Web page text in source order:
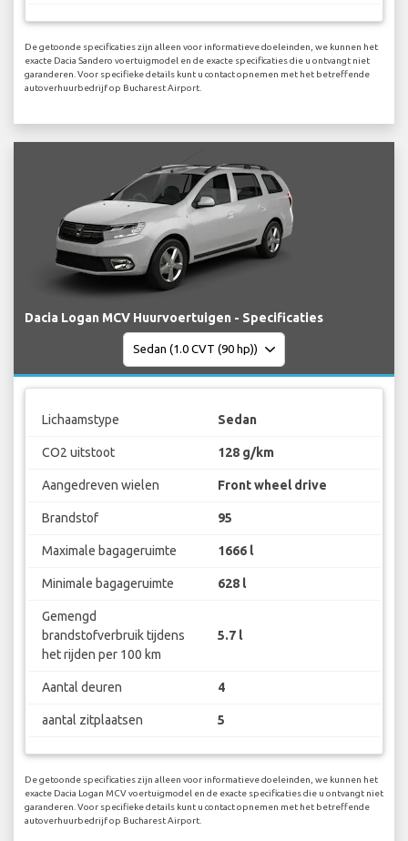
De getoonde specificaties zijn alleen voor informatieve doeleinden, we kunnen het
exacte Dacia Sandero voertuigmodel en de exacte specificaties die u ontvangt niet
garanderen. Voor specifieke details kunt u contact opnemen met het betreffende
autoverhuurbedrijf op Bucharest Airport.
Dacia Logan MCV Huurvoertuigen - Specificaties
Lichaamstype Sedan
CO2 uitstoot 128 g/km
Aangedreven wielen Front wheel drive
Brandstof 95
Maximale bagageruimte 1666 l
Minimale bagageruimte 628 l
Gemengd
brandstofverbruik tijdens
het rijden per 100 km
5.7 l
Aantal deuren 4
aantal zitplaatsen 5
De getoonde specificaties zijn alleen voor informatieve doeleinden, we kunnen het
exacte Dacia Logan MCV voertuigmodel en de exacte specificaties die u ontvangt niet
garanderen. Voor specifieke details kunt u contact opnemen met het betreffende
autoverhuurbedrijf op Bucharest Airport.